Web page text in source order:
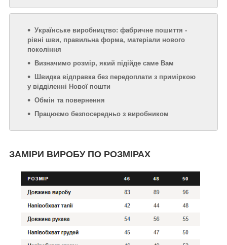
Українське виробництво: фабричне пошиття -
рівні шви, правильна форма, матеріали нового
покоління
Визначимо розмір, який підійде саме Вам
Швидка відправка без передоплати з приміркою
у відділенні Нової пошти
Обмін та повернення
Працюємо безпосередньо з виробником
ЗАМІРИ ВИРОБУ ПО РОЗМІРАХ